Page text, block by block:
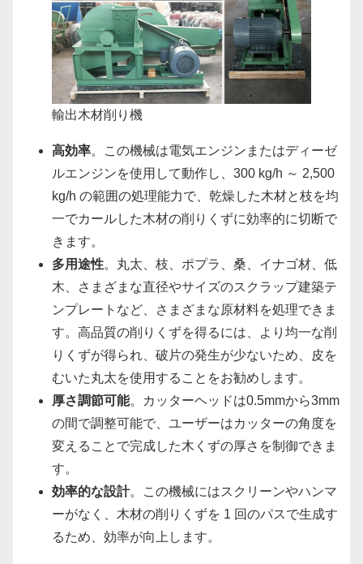
輸出木材削り機
高効率。この機械は電気エンジンまたはディーゼ
ルエンジンを使用して動作し、300 kg/h ～ 2,500
kg/h の範囲の処理能力で、乾燥した木材と枝を均
一でカールした木材の削りくずに効率的に切断で
きます。
多用途性。丸太、枝、ポプラ、桑、イナゴ材、低
木、さまざまな直径やサイズのスクラップ建築テ
ンプレートなど、さまざまな原材料を処理できま
す。高品質の削りくずを得るには、より均一な削
りくずが得られ、破片の発生が少ないため、皮を
むいた丸太を使用することをお勧めします。
厚さ調節可能。カッターヘッドは0.5mmから3mm
の間で調整可能で、ユーザーはカッターの角度を
変えることで完成した木くずの厚さを制御できま
す。
効率的な設計。この機械にはスクリーンやハンマ
ーがなく、木材の削りくずを 1 回のパスで生成す
るため、効率が向上します。